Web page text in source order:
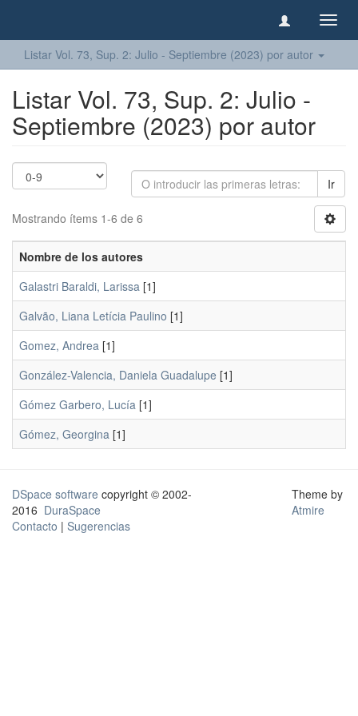
Listar Vol. 73, Sup. 2: Julio - Septiembre (2023) por autor
Listar Vol. 73, Sup. 2: Julio -
Septiembre (2023) por autor
Ir
Mostrando ítems 1-6 de 6
Nombre de los autores
Galastri Baraldi, Larissa [1]
Galvão, Liana Letícia Paulino [1]
Gomez, Andrea [1]
González-Valencia, Daniela Guadalupe [1]
Gómez Garbero, Lucía [1]
Gómez, Georgina [1]
DSpace software copyright © 2002-
2016 DuraSpace
Contacto | Sugerencias
Theme by
Atmire